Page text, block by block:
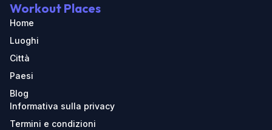
Workout Places
Home
Luoghi
Città
Paesi
Blog
Informativa sulla privacy
Termini e condizioni